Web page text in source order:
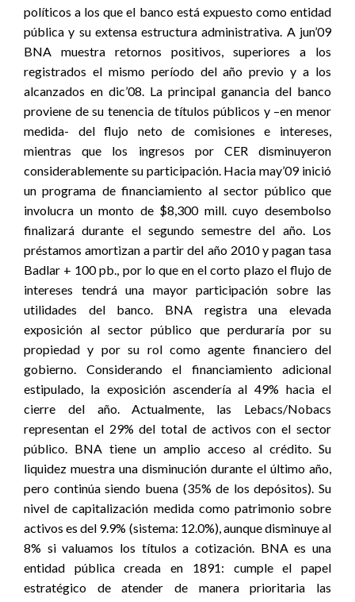
políticos a los que el banco está expuesto como entidad
pública y su extensa estructura administrativa. A jun’09
BNA muestra retornos positivos, superiores a los
registrados el mismo período del año previo y a los
alcanzados en dic’08. La principal ganancia del banco
proviene de su tenencia de títulos públicos y –en menor
medida- del flujo neto de comisiones e intereses,
mientras que los ingresos por CER disminuyeron
considerablemente su participación. Hacia may’09 inició
un programa de financiamiento al sector público que
involucra un monto de $8,300 mill. cuyo desembolso
finalizará durante el segundo semestre del año. Los
préstamos amortizan a partir del año 2010 y pagan tasa
Badlar + 100 pb., por lo que en el corto plazo el flujo de
intereses tendrá una mayor participación sobre las
utilidades del banco. BNA registra una elevada
exposición al sector público que perduraría por su
propiedad y por su rol como agente financiero del
gobierno. Considerando el financiamiento adicional
estipulado, la exposición ascendería al 49% hacia el
cierre del año. Actualmente, las Lebacs/Nobacs
representan el 29% del total de activos con el sector
público. BNA tiene un amplio acceso al crédito. Su
liquidez muestra una disminución durante el último año,
pero continúa siendo buena (35% de los depósitos). Su
nivel de capitalización medida como patrimonio sobre
activos es del 9.9% (sistema: 12.0%), aunque disminuye al
8% si valuamos los títulos a cotización. BNA es una
entidad pública creada en 1891: cumple el papel
estratégico de atender de manera prioritaria las